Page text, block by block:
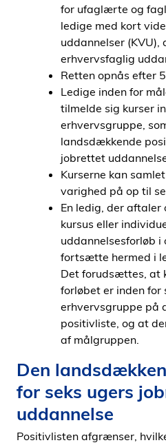
for ufaglærte og
ledige med kort
uddannelser
erhvervsfaglig
Retten opnås efter
Ledige inden for
tilmelde sig kurser
erhvervsgruppe,
landsdækkende
jobrettet
Kurserne kan
varighed på op til
En ledig, der
kursus eller
uddannelsesforløb i
fortsætte hermed i
Det forudsættes, at
forløbet er inden for
erhvervsgruppe på
positivliste, og at
af målgruppen.
Den
for seks ugers
uddannelse
Positivlisten afgrænser,